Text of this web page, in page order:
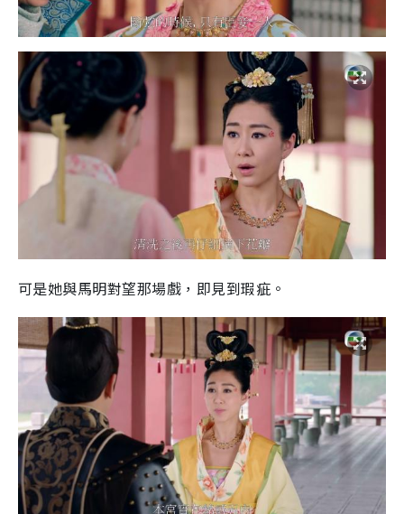
可是她與馬明對望那場戲，即見到瑕疵。